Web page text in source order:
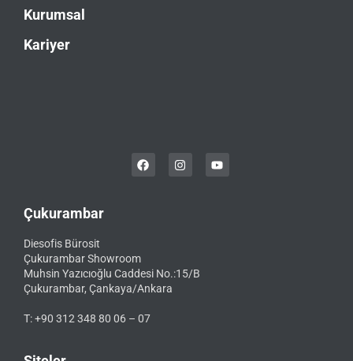
Kurumsal
Kariyer
Çukurambar
Diesofis Bürosit
Çukurambar Showroom
Muhsin Yazıcıoğlu Caddesi No.:15/B
Çukurambar, Çankaya/Ankara
T: +90 312 348 80 06 – 07